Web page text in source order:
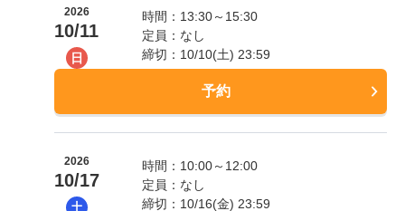
2026
10/11
日
時間：13:30～15:30
定員：なし
締切：10/10(土) 23:59
予約
2026
10/17
土
時間：10:00～12:00
定員：なし
締切：10/16(金) 23:59